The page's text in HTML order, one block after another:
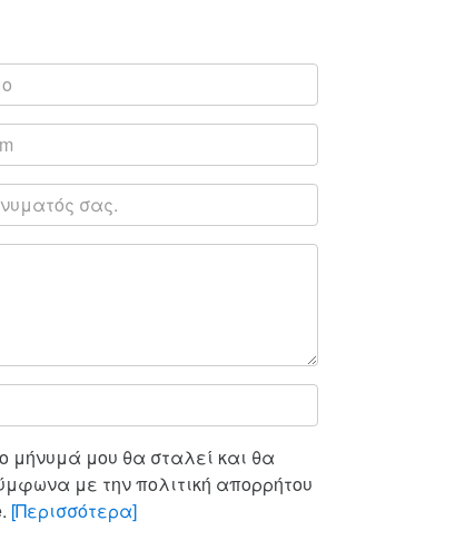
μήνυμά μου θα σταλεί και θα
με την πολιτική απορρήτου
[Περισσότερα]